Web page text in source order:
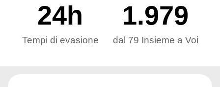
Tempi di evasione
24h
dal 79 Insieme a Voi
1.979